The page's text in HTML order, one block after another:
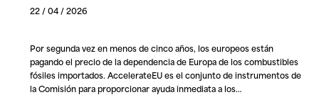
22 / 04 / 2026
Por segunda vez en menos de cinco años, los europeos están
pagando el precio de la dependencia de Europa de los combustibles
fósiles importados. AccelerateEUes el conjunto de instrumentos de
la Comisión para proporcionar ayuda inmediata a los…